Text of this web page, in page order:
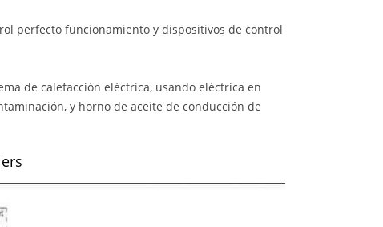
perfecto funcionamiento y dispositivos de control
de calefacción eléctrica, usando eléctrica en
y horno de aceite de conducción de